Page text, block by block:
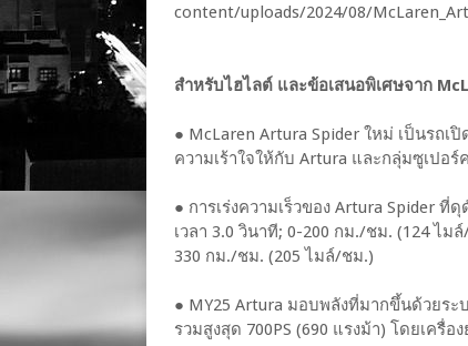
สำหรับไฮไลต์ และข้อเสนอพิเศษจาก
● McLaren Artura Spider ใหม่ เป็นรถ
ความเร้าใจให้กับ Artura และกลุ่มซูเปอร์
● การเร่งความเร็วของ Artura Spider
เวลา 3.0 วินาที; 0-200 กม./ชม. (124 ไม
330 กม./ชม. (205 ไมล์/ชม.)
● MY25 Artura มอบพลังที่มากขึ้นด้วยร
รวมสูงสุด 700PS (690 แรงม้า) โดยเครื่